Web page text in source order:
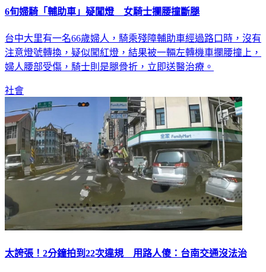
6旬婦騎「輔助車」疑闖燈 女騎士攔腰撞斷腿
台中大里有一名66歲婦人，騎乘殘障輔助車經過路口時，沒有
注意燈號轉換，疑似闖紅燈，結果被一輛左轉機車攔腰撞上，
婦人腰部受傷，騎士則是腿骨折，立即送醫治療。
社會
太誇張！2分鐘拍到22次違規 用路人傻：台南交通沒法治